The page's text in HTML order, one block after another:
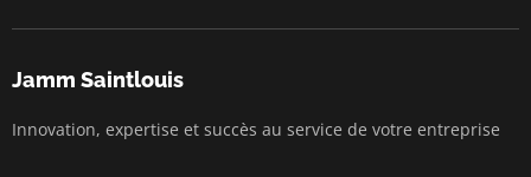
Jamm Saintlouis
Innovation, expertise et succès au service de votre entreprise